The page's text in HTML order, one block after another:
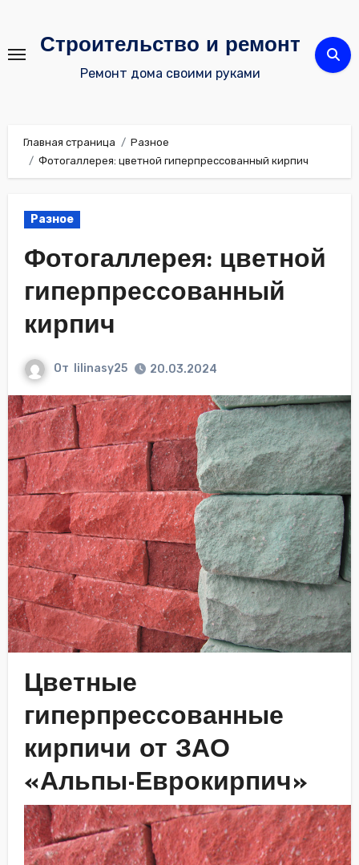
содержимому
Строительство и ремонт
Ремонт дома своими руками
Главная страница
Разное
Фотогаллерея: цветной гиперпрессованный кирпич
Разное
Фотогаллерея: цветной
гиперпрессованный
кирпич
От lilinasy25 20.03.2024
Цветные
гиперпрессованные
кирпичи от ЗАО
«Альпы-Еврокирпич»